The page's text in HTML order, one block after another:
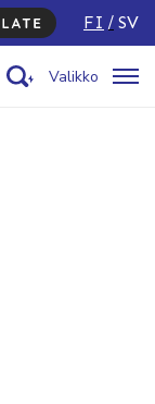
FI SV
Valikko